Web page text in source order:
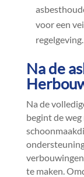
voor een
regelgeving.​
Na de
Na de
begint de
te maken.​